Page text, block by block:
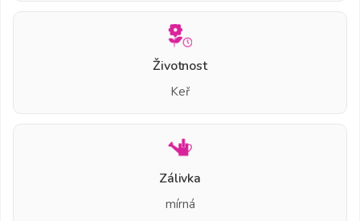
Životnost
Keř
Zálivka
mírná